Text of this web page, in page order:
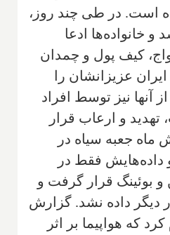
است. در طی چند روز،
ادعا
کیف پول و چمدان
عزیزانشان را
آنها نیز توسط افراد
و ارعاب قرار
جعبه سیاه در
داده‌هایش فقط در
و بوئینگ قرار گرفت و
دیگر داده نشد. گزارش
که هواپیما بر اثر